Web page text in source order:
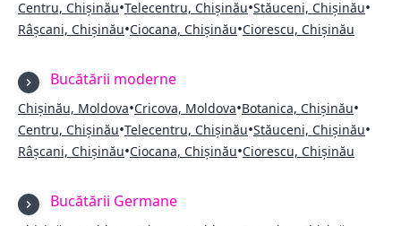
Centru, Chișinău•Telecentru, Chișinău•Stăuceni, Chișinău•
Râșcani, Chișinău•Ciocana, Chișinău•Ciorescu, Chișinău
Bucătării moderne
Chișinău, Moldova•Cricova, Moldova•Botanica, Chișinău•
Centru, Chișinău•Telecentru, Chișinău•Stăuceni, Chișinău•
Râșcani, Chișinău•Ciocana, Chișinău•Ciorescu, Chișinău
Bucătării Germane